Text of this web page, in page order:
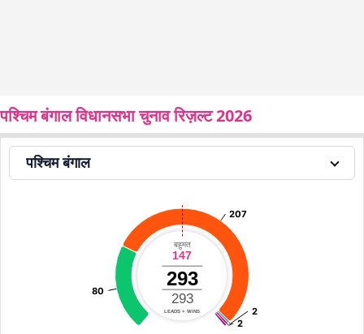
पश्चिम बंगाल विधानसभा चुनाव रिज़ल्ट 2026